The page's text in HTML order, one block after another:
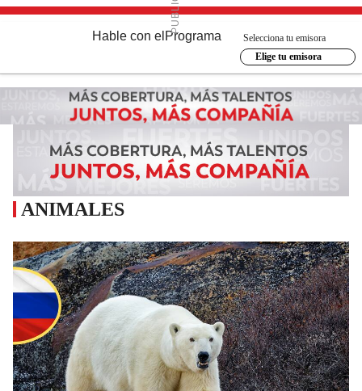
Hable con el Programa
Selecciona tu emisora
Elige tu emisora
ANIMALES